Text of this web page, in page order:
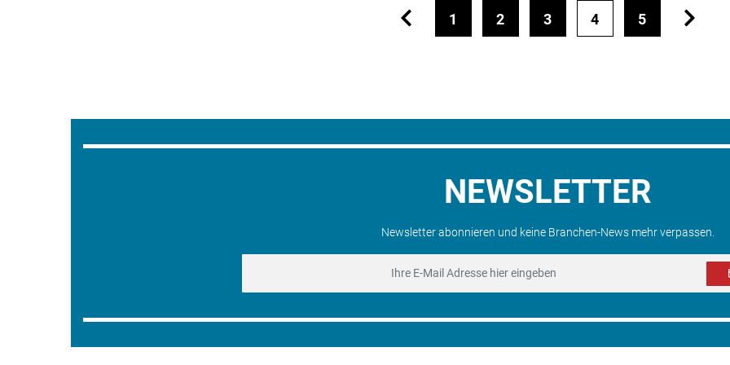
1 2 3 4 5
NEWSLETTER
Newsletter abonnieren und keine Branchen-News mehr verpassen.